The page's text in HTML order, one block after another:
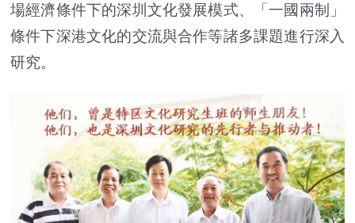
場經濟條件下的深圳文化發展模式、「一國兩制」
條件下深港文化的交流與合作等諸多課題進行深入
研究。